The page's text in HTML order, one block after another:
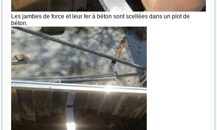
Les jambes de force et leur fer à béton sont scellées dans un plot de
béton.